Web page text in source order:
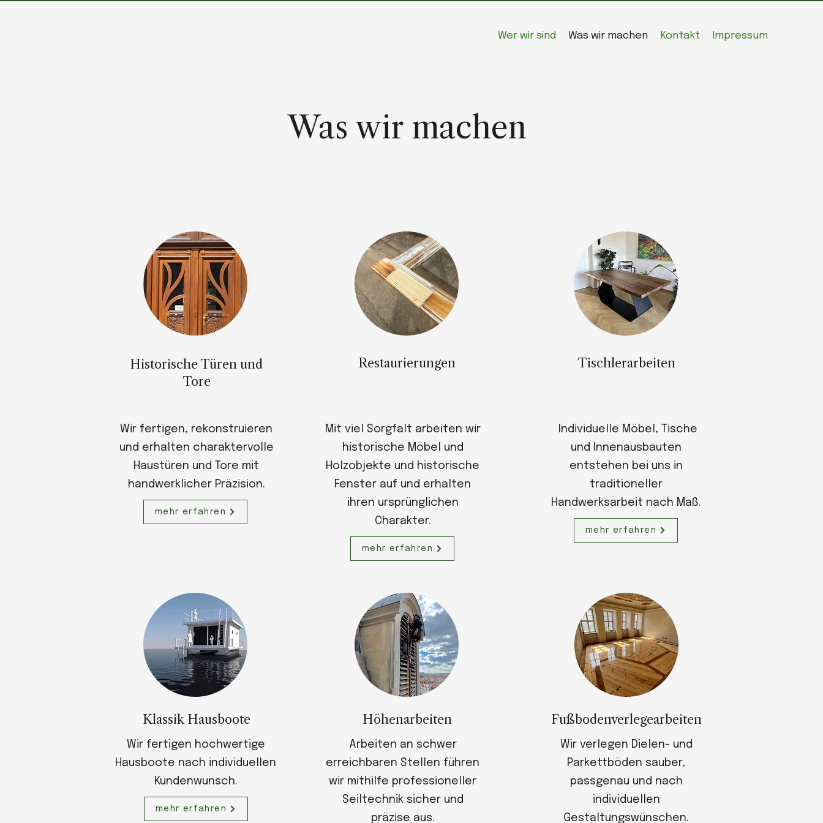
Wer wir sind Was wir machen Kontakt Impressum
Was wir machen
Historische Türen und
Tore
Wir fertigen, rekonstruieren
und erhalten charaktervolle
Haustüren und Tore mit
handwerklicher Präzision.
mehr erfahren
Restaurierungen
Mit viel Sorgfalt arbeiten wir
historische Möbel und
Holzobjekte und historische
Fenster auf und erhalten
ihren ursprünglichen
Charakter.
mehr erfahren
Klassik Hausboote
Wir fertigen hochwertige
Hausboote nach individuellen
Kundenwunsch.
mehr erfahren
Höhenarbeiten
Arbeiten an schwer
erreichbaren Stellen führen
wir mithilfe professioneller
Seiltechnik sicher und
präzise aus.
Tischlerarbeiten
Individuelle Möbel, Tische
und Innenausbauten
entstehen bei uns in
traditioneller
Handwerksarbeit nach Maß.
mehr erfahren
Fußbodenverlegearbeiten
Wir verlegen Dielen- und
Parkettböden sauber,
passgenau und nach
individuellen
Gestaltungswünschen.